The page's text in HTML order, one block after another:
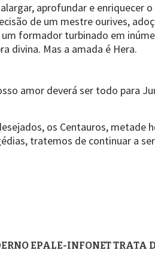
aprofundar e enriquecer
de um mestre ourives,
um formador turbinado em
divina. Mas a amada é Hera.
amor deverá ser todo para
os Centauros, metade
tratemos de continuar a
EPALE-INFONET TRATA